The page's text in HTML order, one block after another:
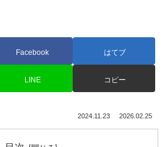
Facebook はてブ
LINE コピー
2024.11.23 2026.02.25